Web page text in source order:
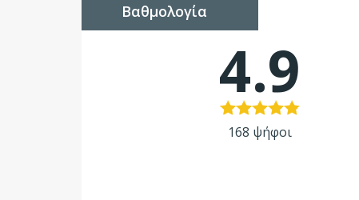
Βαθμολογία
4.9
168 ψήφοι